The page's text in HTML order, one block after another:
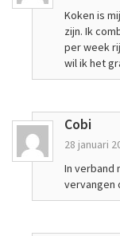
Koken is
zijn. Ik
per week
wil ik het
Cobi
28 januari
In verband
vervangen